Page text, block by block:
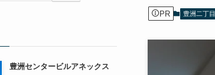
PR 豊洲二丁目
豊洲センタービルアネックス